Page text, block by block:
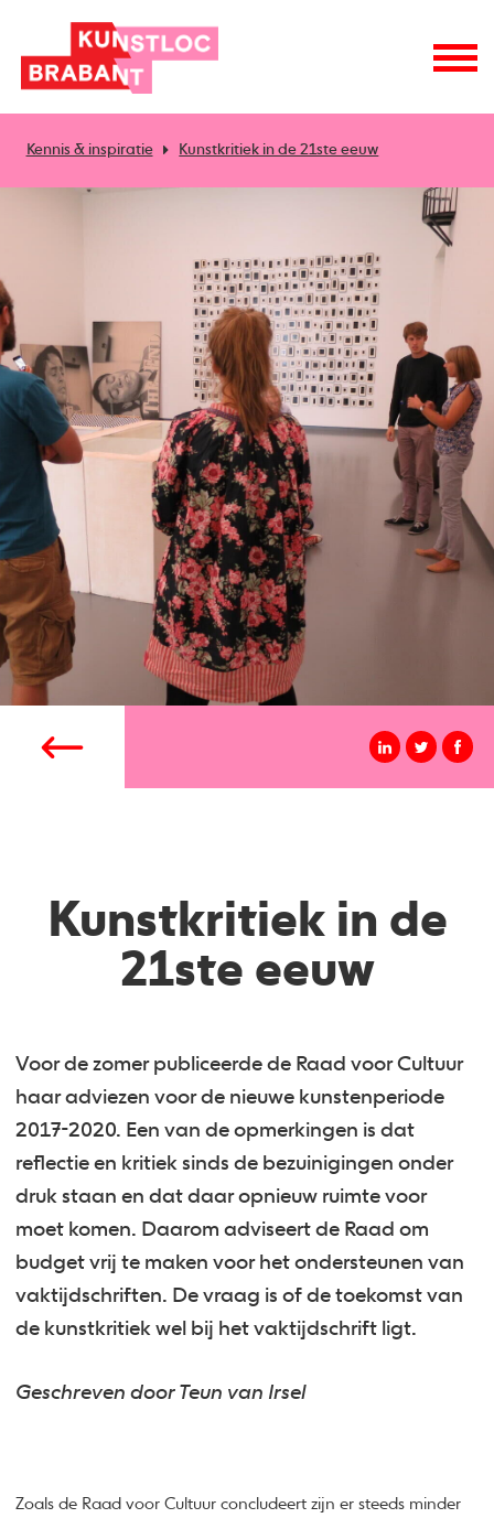
Kennis & inspiratie Kunstkritiek in de 21ste eeuw
Kunstkritiek in de
21ste eeuw
Voor de zomer publiceerde de Raad voor Cultuur
haar adviezen voor de nieuwe kunstenperiode
2017-2020. Een van de opmerkingen is dat
reflectie en kritiek sinds de bezuinigingen onder
druk staan en dat daar opnieuw ruimte voor
moet komen. Daarom adviseert de Raad om
budget vrij te maken voor het ondersteunen van
vaktijdschriften. De vraag is of de toekomst van
de kunstkritiek wel bij het vaktijdschrift ligt.
Geschreven door Teun van Irsel
Zoals de Raad voor Cultuur concludeert zijn er steeds minder